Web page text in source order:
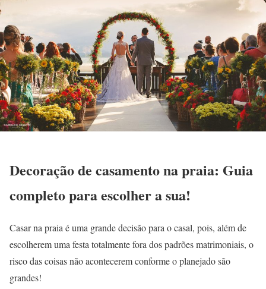
Decoração de casamento na praia: Guia
completo para escolher a sua!
Casar na praia é uma grande decisão para o casal, pois, além de
escolherem uma festa totalmente fora dos padrões matrimoniais, o
risco das coisas não acontecerem conforme o planejado são
grandes!